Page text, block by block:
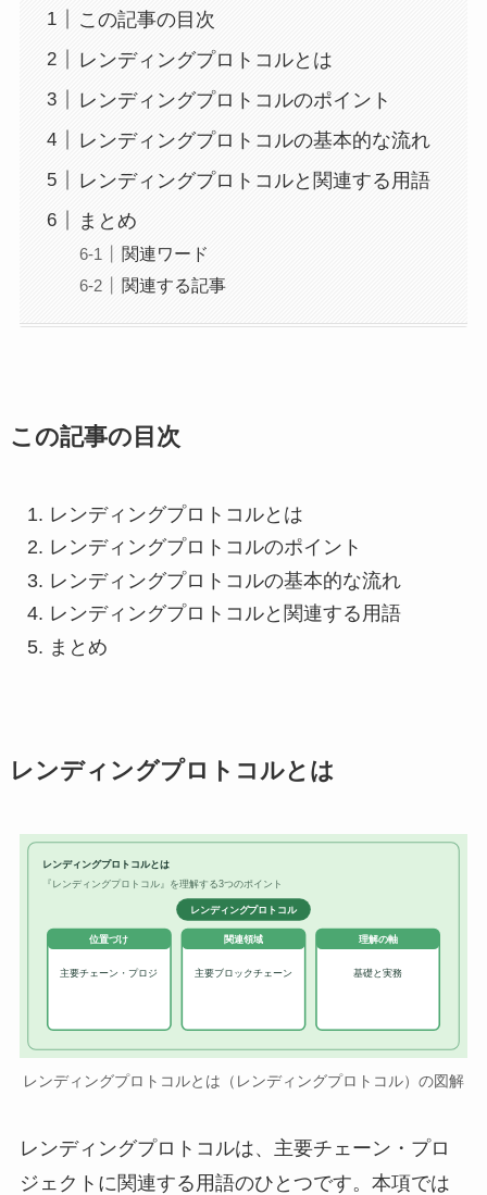
この記事の目次
レンディングプロトコルとは
レンディングプロトコルのポイント
レンディングプロトコルの基本的な流れ
レンディングプロトコルと関連する用語
まとめ
関連ワード
関連する記事
この記事の目次
レンディングプロトコルとは
レンディングプロトコルのポイント
レンディングプロトコルの基本的な流れ
レンディングプロトコルと関連する用語
まとめ
レンディングプロトコルとは
レンディングプロトコルとは
『レンディングプロトコル』を理解する3つのポイント
レンディングプロトコル
位置づけ
主要チェーン・プロジ
関連領域
主要ブロックチェーン
理解の軸
基礎と実務
レンディングプロトコルとは（レンディングプロトコル）の図解
レンディングプロトコルは、主要チェーン・プロ
ジェクトに関連する用語のひとつです。本項では